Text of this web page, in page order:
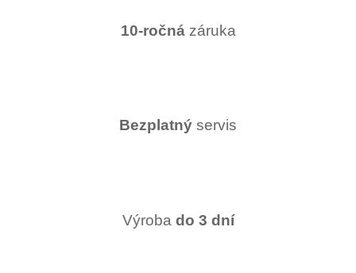
10-ročnázáruka
Bezplatný servis
Výroba do 3 dní